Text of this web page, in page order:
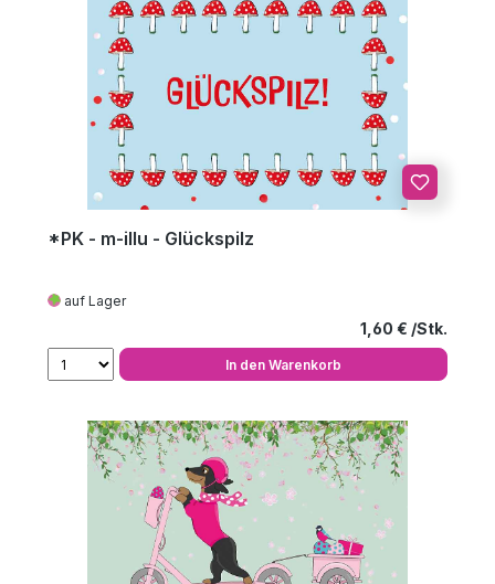
*PK - m-illu - Glückspilz
auf Lager
Regulärer
1,60 €
In den Warenkorb